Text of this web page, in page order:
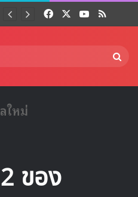
FacebookYouTube
RSS
ใหม่
ของ